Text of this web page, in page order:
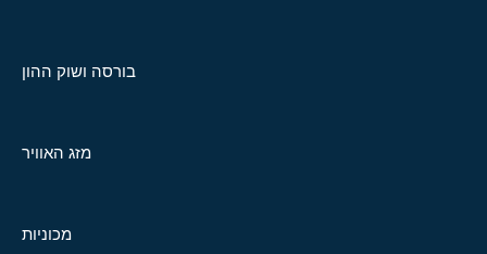
בורסה ושוק ההון
מזג האוויר
מכוניות